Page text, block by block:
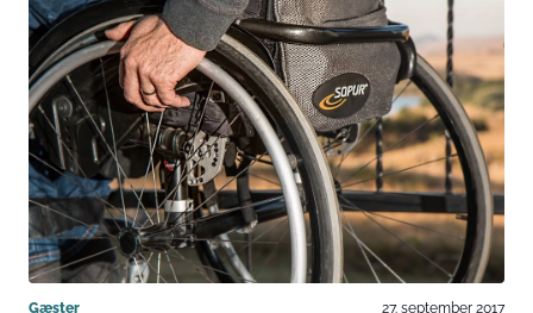
Gæster 27. september 2017